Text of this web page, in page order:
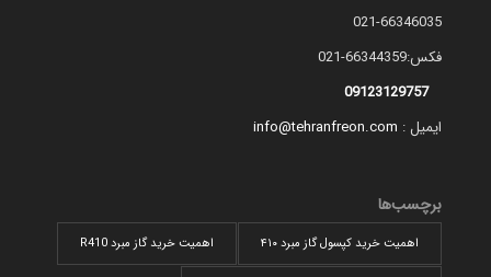
021-66346035
فکس:66344359-021
09123129757
ایمیل : info@tehranfreon.com
برچسب‌ها
اهمیت خرید کپسول گاز مبرد ۴۱۰ اهمیت خرید گاز مبرد R410